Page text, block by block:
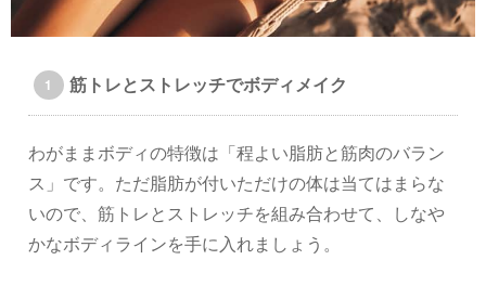
筋トレとストレッチでボディメイク
わがままボディの特徴は「程よい脂肪と筋肉のバラン
ス」です。ただ脂肪が付いただけの体は当てはまらな
いので、筋トレとストレッチを組み合わせて、しなや
かなボディラインを手に入れましょう。